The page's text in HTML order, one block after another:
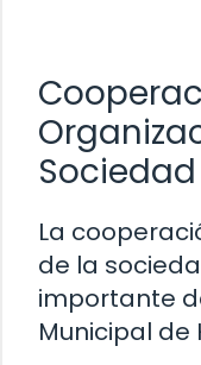
La
de la
importante
Municipal de